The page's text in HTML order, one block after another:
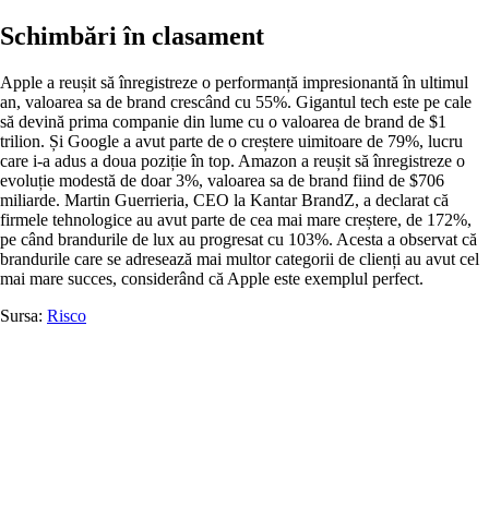
Schimbări în clasament
Apple a reușit să înregistreze o performanță impresionantă în ultimul
an, valoarea sa de brand crescând cu 55%. Gigantul tech este pe cale
să devină prima companie din lume cu o valoarea de brand de $1
trilion. Și Google a avut parte de o creștere uimitoare de 79%, lucru
care i-a adus a doua poziție în top. Amazon a reușit să înregistreze o
evoluție modestă de doar 3%, valoarea sa de brand fiind de $706
miliarde. Martin Guerrieria, CEO la Kantar BrandZ, a declarat că
firmele tehnologice au avut parte de cea mai mare creștere, de 172%,
pe când brandurile de lux au progresat cu 103%. Acesta a observat că
brandurile care se adresează mai multor categorii de clienți au avut cel
mai mare succes, considerând că Apple este exemplul perfect.
Sursa: Risco